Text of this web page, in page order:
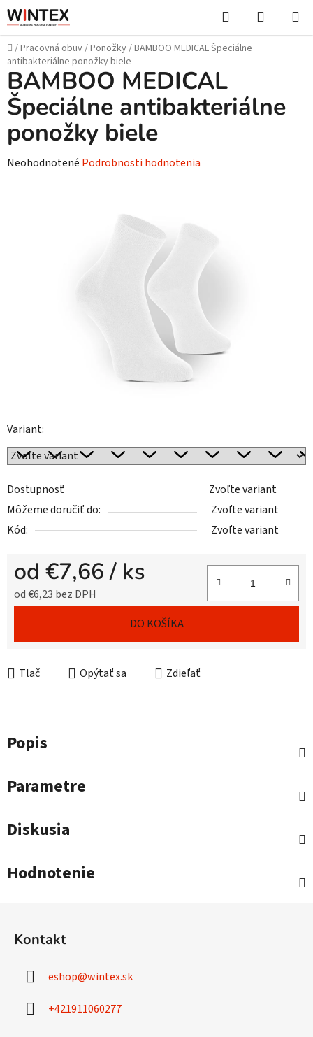
Prejsť
na
obsah
Hľadať
KOŠÍK
Domov
/Pracovná obuv/Ponožky/BAMBOO MEDICAL Špeciálne
antibakteriálne ponožky biele
Variant:
Dostupnosť
Zvoľte variant
Môžeme doručiť do:
Zvoľte variant
Kód:
Zvoľte variant
od €7,66 / ks
od€6,23 bez DPH
DO KOŠÍKA
Tlač Opýtať sa Zdieľať
BAMBOO MEDICAL
Špeciálne antibakteriálne
ponožky biele
Priemerné
Neohodnotené Podrobnosti hodnotenia
Popis
Parametre
Diskusia
Hodnotenie
Kontakt
eshop@wintex.sk
+421911060277